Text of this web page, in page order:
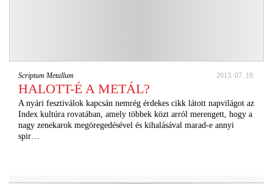
Scriptum Metallum 2013. 07. 19.
HALOTT-É A METÁL?
A nyári fesztiválok kapcsán nemrég érdekes cikk látott napvilágot az
Index kultúra rovatában, amely többek közt arról merengett, hogy a
nagy zenekarok megöregedésével és kihalásával marad-e annyi
spir…